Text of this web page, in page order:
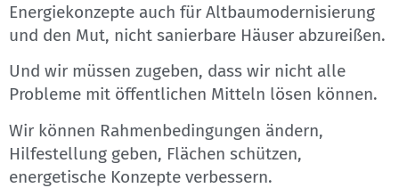
Energiekonzepte auch für Altbaumodernisierung
und den Mut, nicht sanierbare Häuser abzureißen.
Und wir müssen zugeben, dass wir nicht alle
Probleme mit öffentlichen Mitteln lösen können.
Wir können Rahmenbedingungen ändern,
Hilfestellung geben, Flächen schützen,
energetische Konzepte verbessern.